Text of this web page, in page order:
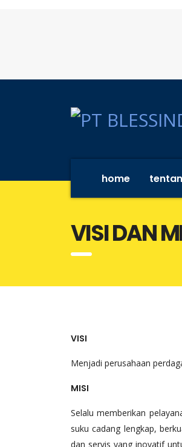
home
VISI DAN
VISI
Menjadi perusahaan
MISI
Selalu memberikan
suku cadang lengkap,
dan servis yang inovatif